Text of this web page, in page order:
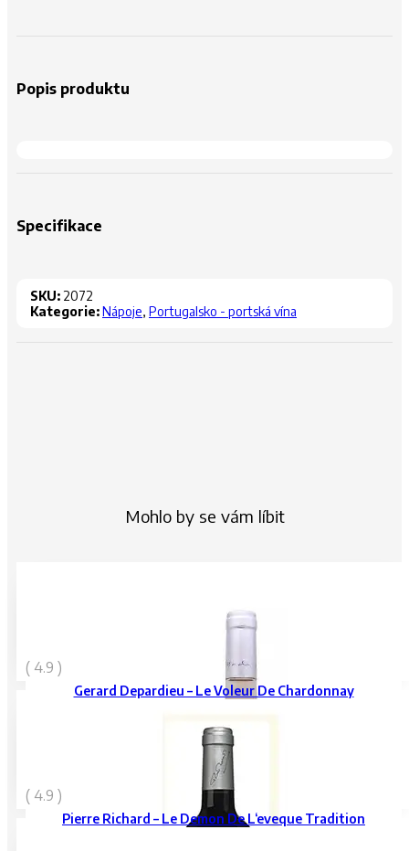
Popis produktu
Specifikace
SKU: 2072
Kategorie:Nápoje, Portugalsko - portská vína
Mohlo by se vám líbit
( 4.9 )
Gerard Depardieu – Le Voleur De Chardonnay
389 Kč
( 4.9 )
Pierre Richard – Le Demon De L‘eveque Tradition
579 Kč